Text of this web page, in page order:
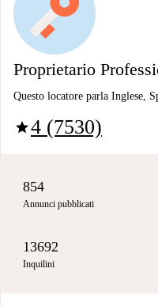
Proprietario
Questo locatore parla Inglese,
star4 (7530)
854
Annunci pubblicati
13692
Inquilini